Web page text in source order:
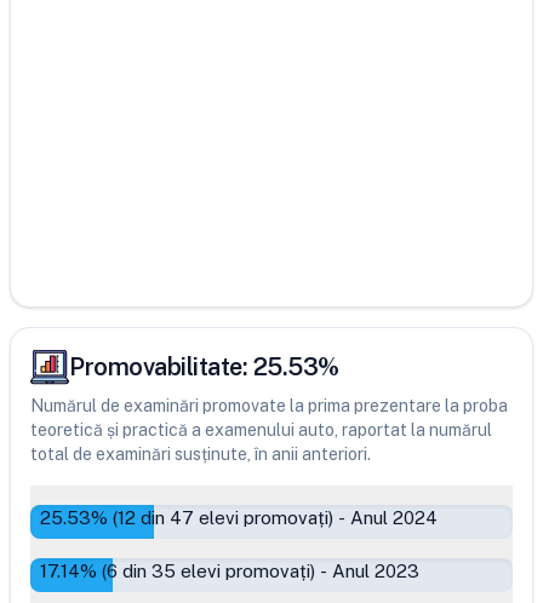
Promovabilitate: 25.53%
Numărul de examinări promovate la prima prezentare la proba
teoretică și practică a examenului auto, raportat la numărul
total de examinări susținute, în anii anteriori.
25.53% (12 din 47 elevi promovați) - Anul 2024
17.14% (6 din 35 elevi promovați) - Anul 2023